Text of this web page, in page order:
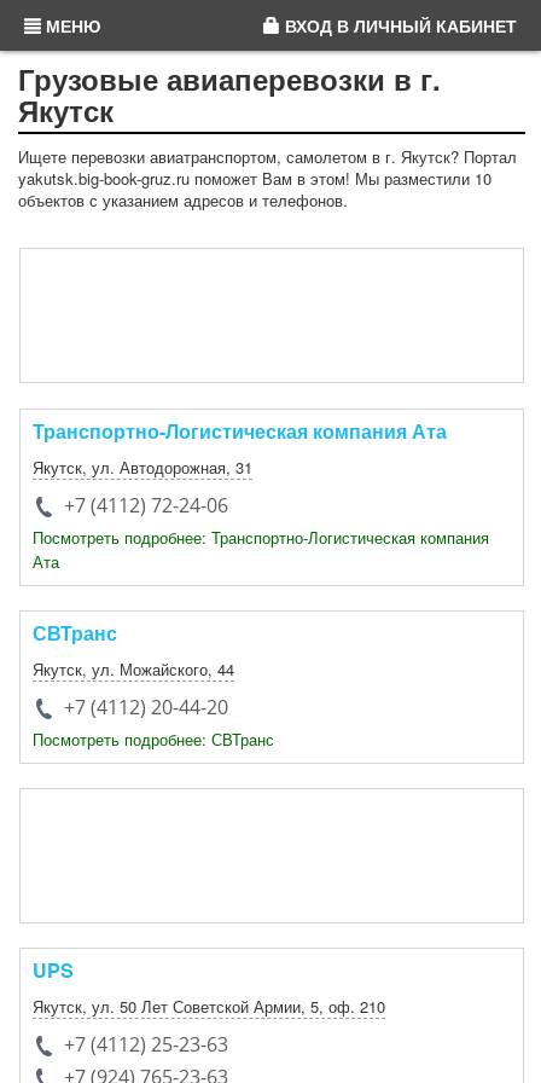
МЕНЮ ВХОД В ЛИЧНЫЙ КАБИНЕТ
Грузовые авиаперевозки в г.
Якутск
Ищете перевозки авиатранспортом, самолетом в г. Якутск? Портал
yakutsk.big-book-gruz.ru поможет Вам в этом! Мы разместили 10
объектов с указанием адресов и телефонов.
Транспортно-Логистическая компания Ата
Якутск, ул. Автодорожная, 31
+7 (4112) 72-24-06
Посмотреть подробнее: Транспортно-Логистическая компания
Ата
СВТранс
Якутск, ул. Можайского, 44
+7 (4112) 20-44-20
Посмотреть подробнее: СВТранс
UPS
Якутск, ул. 50 Лет Советской Армии, 5, оф. 210
+7 (4112) 25-23-63
+7 (924) 765-23-63